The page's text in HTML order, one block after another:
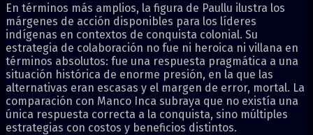
En términos más amplios, la figura de Paullu ilustra los
márgenes de acción disponibles para los líderes
indígenas en contextos de conquista colonial. Su
estrategia de colaboración no fue ni heroica ni villana en
términos absolutos: fue una respuesta pragmática a una
situación histórica de enorme presión, en la que las
alternativas eran escasas y el margen de error, mortal. La
comparación con Manco Inca subraya que no existía una
única respuesta correcta a la conquista, sino múltiples
estrategias con costos y beneficios distintos.